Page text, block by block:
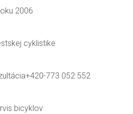
2006
cyklistike
+420-773 052 552
bicyklov